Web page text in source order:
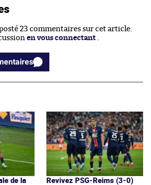
23 commentaires sur cet article.
en vous connectant
commentaires
de la
Revivez PSG-Reims (3-0)